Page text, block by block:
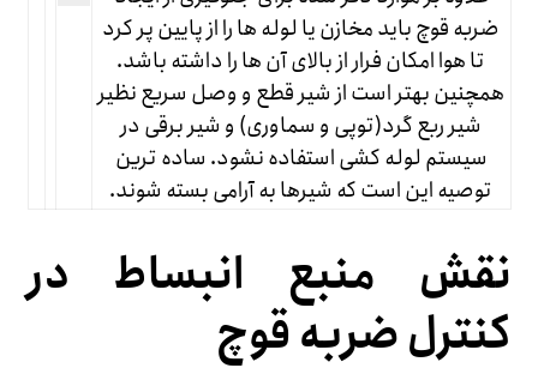
ضربه قوچ باید مخازن یا لوله ها را از پایین پر کرد
تا هوا امکان فرار از بالای آن ها را داشته باشد.
همچنین بهتر است از شیر قطع و وصل سریع نظیر
شیر ربع گرد(توپی و سماوری) و شیر برقی در
سیستم لوله کشی استفاده نشود. ساده ترین
توصیه این است که شیرها به آرامی بسته شوند.
نقش منبع انبساط در
کنترل ضربه قوچ